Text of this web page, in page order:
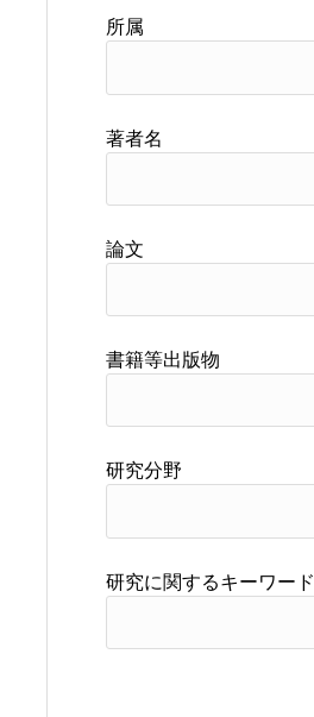
所属
著者名
論文
書籍等出版物
研究分野
研究に関するキーワード